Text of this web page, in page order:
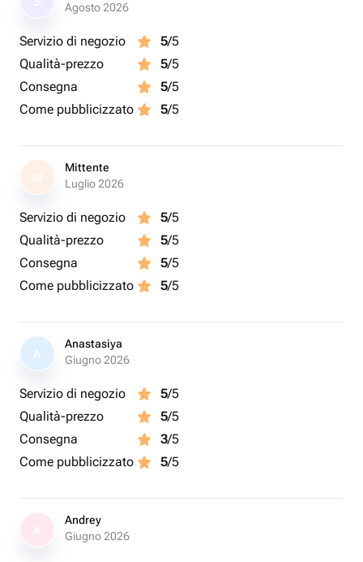
Agosto 2026
Servizio di negozio 5/5
Qualità-prezzo
5/5
Consegna
5/5
Come pubblicizzato
5/5
M
Mittente
Luglio 2026
Servizio di negozio 5/5
Qualità-prezzo
5/5
Consegna
5/5
Come pubblicizzato
5/5
A
Anastasiya
Giugno 2026
Servizio di negozio 5/5
Qualità-prezzo
5/5
Consegna
3/5
Come pubblicizzato
5/5
Andrey
Giugno 2026